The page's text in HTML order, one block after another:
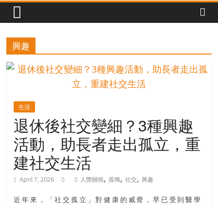
命
的
寶
藏
金
銀
島
共
享
共
興趣
生活
退休後社交變細？3種興趣
活動，助長者走出孤立，重
建社交生活
April 7, 2026 人際關係,孤獨,社交,興趣
近年來，「社交孤立」對健康的威脅，早已受到醫學